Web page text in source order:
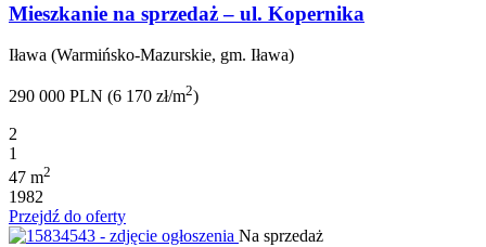
Mieszkanie na sprzedaż – ul. Kopernika
Iława (Warmińsko-Mazurskie, gm. Iława)
290 000 PLN (6 170 zł/m2)
2
1
47 m2
1982
Przejdź do oferty
Na sprzedaż